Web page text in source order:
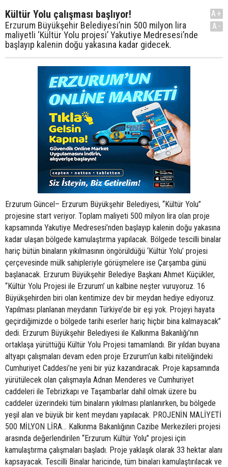
Kültür Yolu çalışması başlıyor!
Erzurum Büyükşehir Belediyesi’nin 500 milyon lira
maliyetli ‘Kültür Yolu projesi’ Yakutiye Medresesi’nde
başlayıp kalenin doğu yakasına kadar gidecek.
A+
A-
Erzurum Güncel– Erzurum Büyükşehir Belediyesi, “Kültür Yolu”
projesine start veriyor. Toplam maliyeti 500 milyon lira olan proje
kapsamında Yakutiye Medresesi’nden başlayıp kalenin doğu yakasına
kadar ulaşan bölgede kamulaştırma yapılacak. Bölgede tescilli binalar
hariç bütün binaların yıkılmasının öngörüldüğü ‘Kültür Yolu’ projesi
çerçevesinde mülk sahipleriyle görüşmelere ise Çarşamba günü
başlanacak. Erzurum Büyükşehir Belediye Başkanı Ahmet Küçükler,
“Kültür Yolu Projesi ile Erzurum’ un kalbine neşter vuruyoruz. 16
Büyükşehirden biri olan kentimize dev bir meydan hediye ediyoruz.
Yapılması planlanan meydanın Türkiye’de bir eşi yok. Projeyi hayata
geçirdiğimizde o bölgede tarihi eserler hariç hiçbir bina kalmayacak”
dedi. Erzurum Büyükşehir Belediyesi ile Kalkınma Bakanlığı’nın
ortaklaşa yürüttüğü Kültür Yolu Projesi tamamlandı. Bir yıldan buyana
altyapı çalışmaları devam eden proje Erzurum’un kalbi niteliğindeki
Cumhuriyet Caddesi’ne yeni bir yüz kazandıracak. Proje kapsamında
yürütülecek olan çalışmayla Adnan Menderes ve Cumhuriyet
caddeleri ile Tebrizkapı ve Taşambarlar dahil olmak üzere bu
caddeler üzerindeki tüm binaların yıkılması planlanırken, bu bölgede
yeşil alan ve büyük bir kent meydanı yapılacak. PROJENİN MALİYETİ
500 MİLYON LİRA… Kalkınma Bakanlığının Cazibe Merkezileri projesi
arasında değerlendirilen “Erzurum Kültür Yolu” projesi için
kamulaştırma çalışmaları başladı. Proje yaklaşık olarak 33 hektar alanı
kapsayacak. Tescilli Binalar haricinde, tüm binaları kamulaştırılacak ve